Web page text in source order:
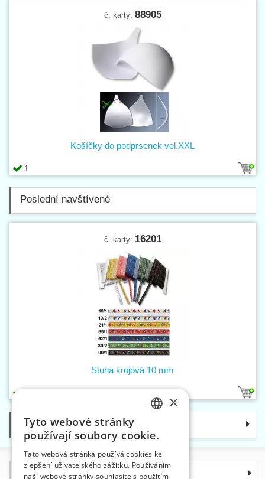
č. karty: 88905
1
Košíčky do podprsenek vel.XXL
Poslední navštívené
č. karty: 16201
Stuha krojová 10 mm
Kategorie
Informace
ENGLISH
×
Tyto webové stránky
používají soubory cookie.
Tato webová stránka používá cookies ke
zlepšení uživatelského zážitku. Používáním
naší webové stránky souhlasíte s použitím